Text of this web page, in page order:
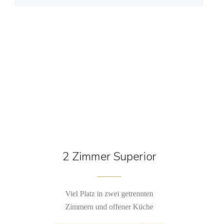
2 Zimmer Superior
Viel Platz in zwei getrennten
Zimmern und offener Küche